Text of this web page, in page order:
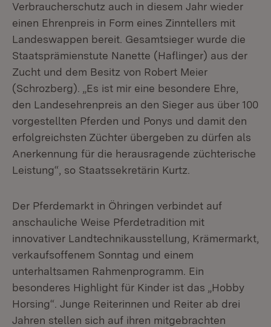
Verbraucherschutz auch in diesem Jahr wieder
einen Ehrenpreis in Form eines Zinntellers mit
Landeswappen bereit. Gesamtsieger wurde die
Staatsprämienstute Nanette (Haflinger) aus der
Zucht und dem Besitz von Robert Meier
(Schrozberg). „Es ist mir eine besondere Ehre,
den Landesehrenpreis an den Sieger aus über 100
vorgestellten Pferden und Ponys und damit den
erfolgreichsten Züchter übergeben zu dürfen als
Anerkennung für die herausragende züchterische
Leistung“, so Staatssekretärin Kurtz.
Der Pferdemarkt in Öhringen verbindet auf
anschauliche Weise Pferdetradition mit
innovativer Landtechnikausstellung, Krämermarkt,
verkaufsoffenem Sonntag und einem
unterhaltsamen Rahmenprogramm. Ein
besonderes Highlight für Kinder ist das „Hobby
Horsing“. Junge Reiterinnen und Reiter ab drei
Jahren stellen sich auf ihren mitgebrachten